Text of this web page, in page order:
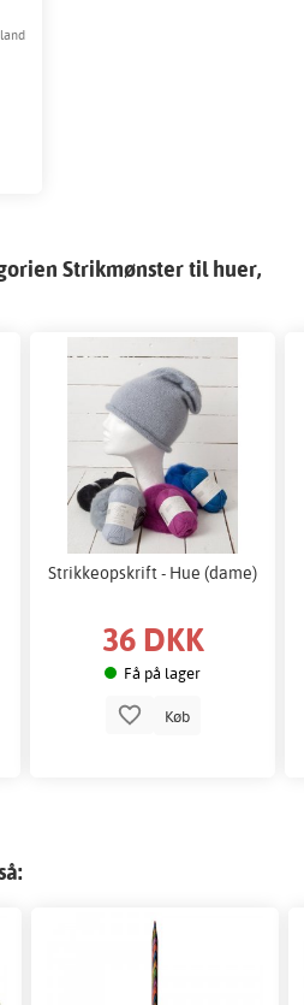
Strikmønster til huer,
Strikkeopskrift - Hue (dame)
36 DKK
Få på lager
Køb